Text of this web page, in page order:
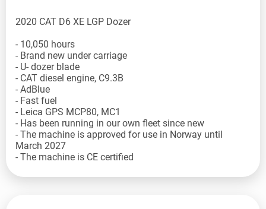
2020 CAT D6 XE LGP Dozer
- 10,050 hours
- Brand new under carriage
- U- dozer blade
- CAT diesel engine, C9.3B
- AdBlue
- Fast fuel
- Leica GPS MCP80, MC1
- Has been running in our own fleet since new
- The machine is approved for use in Norway until
March 2027
- The machine is CE certified